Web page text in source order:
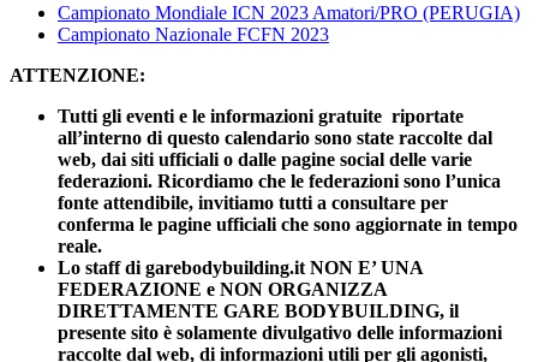
Campionato Mondiale ICN 2023 Amatori/PRO (PERUGIA)
Campionato Nazionale FCFN 2023
ATTENZIONE:
Tutti gli eventi e le informazioni gratuite riportate
all’interno di questo calendario sono state raccolte dal
web, dai siti ufficiali o dalle pagine social delle varie
federazioni. Ricordiamo che le federazioni sono l’unica
fonte attendibile, invitiamo tutti a consultare per
conferma le pagine ufficiali che sono aggiornate in tempo
reale.
Lo staff di garebodybuilding.it NON E’ UNA
FEDERAZIONE e NON ORGANIZZA
DIRETTAMENTE GARE BODYBUILDING, il
presente sito è solamente divulgativo delle informazioni
raccolte dal web, di informazioni utili per gli agonisti,